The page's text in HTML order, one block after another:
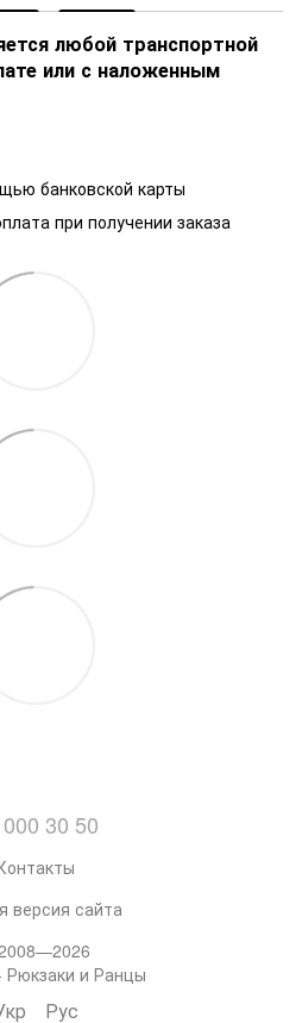
любой транспортной
или с наложенным
банковской карты
при получении заказа
30 50
версия сайта
Рюкзаки и Ранцы
Рус